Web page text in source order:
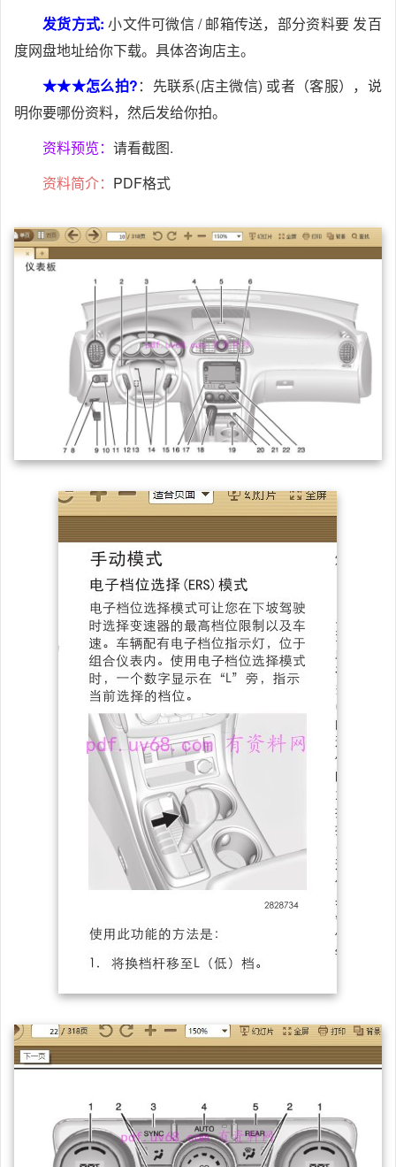
发货方式: 小文件可微信 / 邮箱传送，部分资料要 发百
度网盘地址给你下载。具体咨询店主。
★★★怎么拍?：先联系(店主微信) 或者（客服），说
明你要哪份资料，然后发给你拍。
资料预览： 请看截图.
资料简介： PDF格式